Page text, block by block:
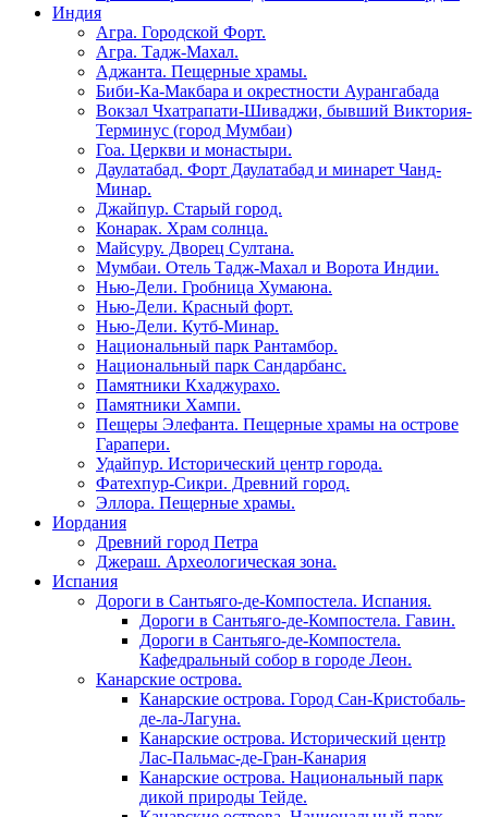
Индия
Агра. Городской Форт.
Агра. Тадж-Махал.
Аджанта. Пещерные храмы.
Биби-Ка-Макбара и окрестности Аурангабада
Вокзал Чхатрапати-Шиваджи, бывший Виктория-
Терминус (город Мумбаи)
Гоа. Церкви и монастыри.
Даулатабад. Форт Даулатабад и минарет Чанд-
Минар.
Джайпур. Старый город.
Конарак. Храм солнца.
Майсуру. Дворец Султана.
Мумбаи. Отель Тадж-Махал и Ворота Индии.
Нью-Дели. Гробница Хумаюна.
Нью-Дели. Красный форт.
Нью-Дели. Кутб-Минар.
Национальный парк Рантамбор.
Национальный парк Сандарбанс.
Памятники Кхаджурахо.
Памятники Хампи.
Пещеры Элефанта. Пещерные храмы на острове
Гарапери.
Удайпур. Исторический центр города.
Фатехпур-Сикри. Древний город.
Эллора. Пещерные храмы.
Иордания
Древний город Петра
Джераш. Археологическая зона.
Испания
Дороги в Сантьяго-де-Компостела. Испания.
Дороги в Сантьяго-де-Компостела. Гавин.
Дороги в Сантьяго-де-Компостела.
Кафедральный собор в городе Леон.
Канарские острова.
Канарские острова. Город Сан-Кристобаль-
де-ла-Лагуна.
Канарские острова. Исторический центр
Лас-Пальмас-де-Гран-Канария
Канарские острова. Национальный парк
дикой природы Тейде.